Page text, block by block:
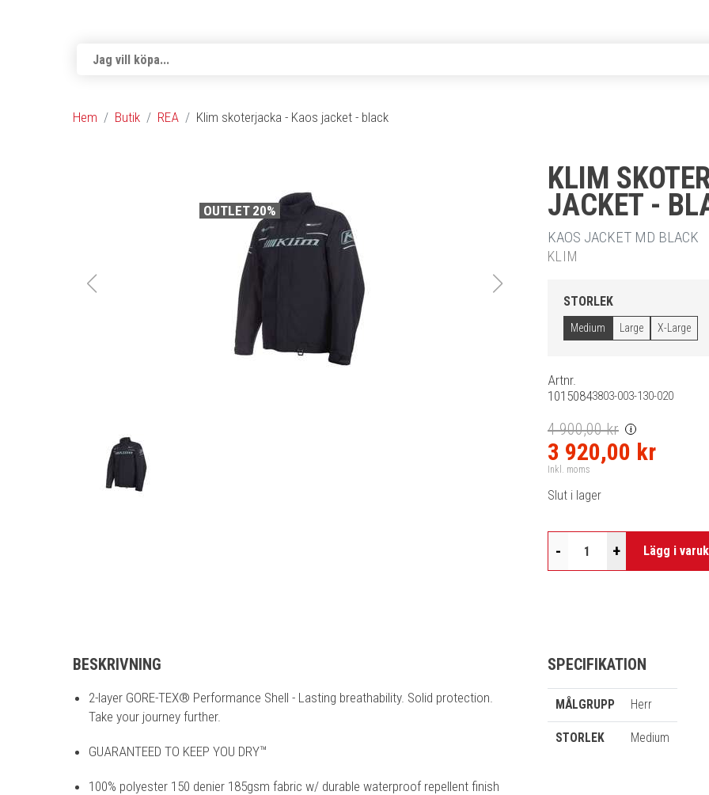
Hem Butik REA Klim skoterjacka - Kaos jacket - black
OUTLET 20%
KLIM
JACKET -
KAOS JACKET MD BLACK
KLIM
STORLEK
Medium Large X-Large
Artnr.
10150843803-003-130-020
4 900,00 kr i
3 920,00 kr
Inkl. moms
Slut i lager
- + Lägg i
BESKRIVNING
2-layer GORE-TEX® Performance Shell - Lasting breathability. Solid protection.
Take your journey further.
GUARANTEED TO KEEP YOU DRY™
100% polyester 150 denier 185gsm fabric w/ durable waterproof repellent finish
SPECIFIKATION
MÅLGRUPP Herr
STORLEK Medium